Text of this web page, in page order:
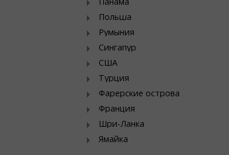
Польша
Румыния
Сингапур
США
Турция
Фарерские острова
Франция
Шри-Ланка
Ямайка